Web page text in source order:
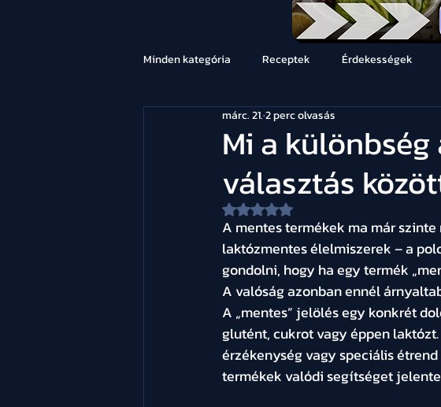
Minden kategória Receptek Érdekességek
Mi a
választás
márc. 21.2 perc olvasás
NaN csillagot kapott az 5-ből.
A mentes termékek ma már
laktózmentes élelmiszerek – a
gondolni, hogy ha egy termék
A valóság azonban ennél
A „mentes” jelölés egy konkrét
glutént, cukrot vagy éppen
érzékenység vagy speciális
termékek valódi segítséget